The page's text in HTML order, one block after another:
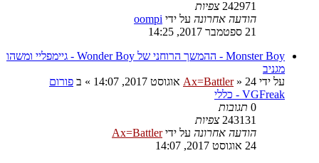
242971 צפיות
הודעה אחרונה על ידי oompi
21 ספטמבר 2017, 14:25
Monster Boy - ההמשך הרוחני של Wonder Boy - גיימפליי ומשהו
מגניב
על ידי
Ax=Battler» 24 אוגוסט 2017, 14:07 » ב פורום
VGFreak - כללי
0 תגובות
243131 צפיות
הודעה אחרונה על ידיAx=Battler
24 אוגוסט 2017, 14:07